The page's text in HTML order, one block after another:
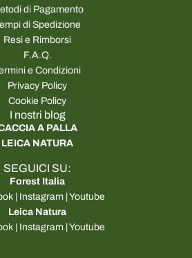
di Pagamento
di Spedizione
Resi e Rimborsi
F.A.Q.
e Condizioni
Privacy Policy
Cookie Policy
I nostri blog
A PALLA
LEICA NATURA
SEGUICI SU:
Forest Italia
| Instagram |Youtube
Leica Natura
| Instagram |Youtube